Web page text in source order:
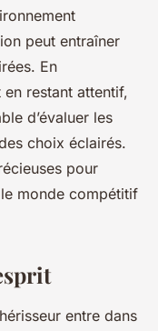
peut entraîner
En
restant attentif,
d’évaluer les
choix éclairés.
pour
monde compétitif
entre dans